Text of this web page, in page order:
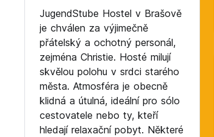
JugendStube Hostel v Brašově
je chválen za výjimečně
přátelský a ochotný personál,
zejména Christie. Hosté milují
skvělou polohu v srdci starého
města. Atmosféra je obecně
klidná a útulná, ideální pro sólo
cestovatele nebo ty, kteří
hledají relaxační pobyt. Některé